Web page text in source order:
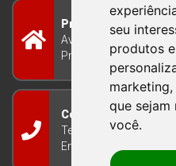
seu
produtos
marketing,
que sejam
você.
Prefeitura Municipal
Avenida Guilherme
Princípio/RS - Brasil
Contato
Telefone: (51) 3634-
Email: